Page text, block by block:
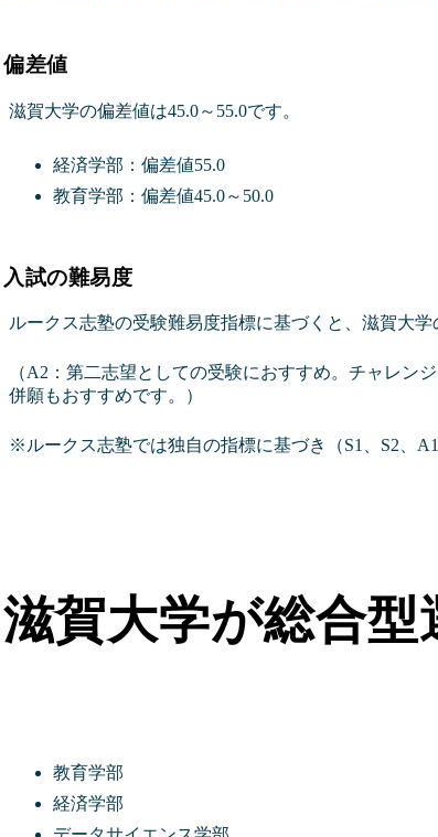
偏差値
滋賀大学の偏差値は45.0～55.0です。
経済学部：偏差値55.0
教育学部：偏差値45.0～50.0
入試の難易度
ルークス志塾の受験難易度指標に基づくと、滋賀大学
（A2：第二志望としての受験におすすめ。チャレン
併願もおすすめです。）
※ルークス志塾では独自の指標に基づき（S1、S2、
滋賀大学が総合
教育学部
経済学部